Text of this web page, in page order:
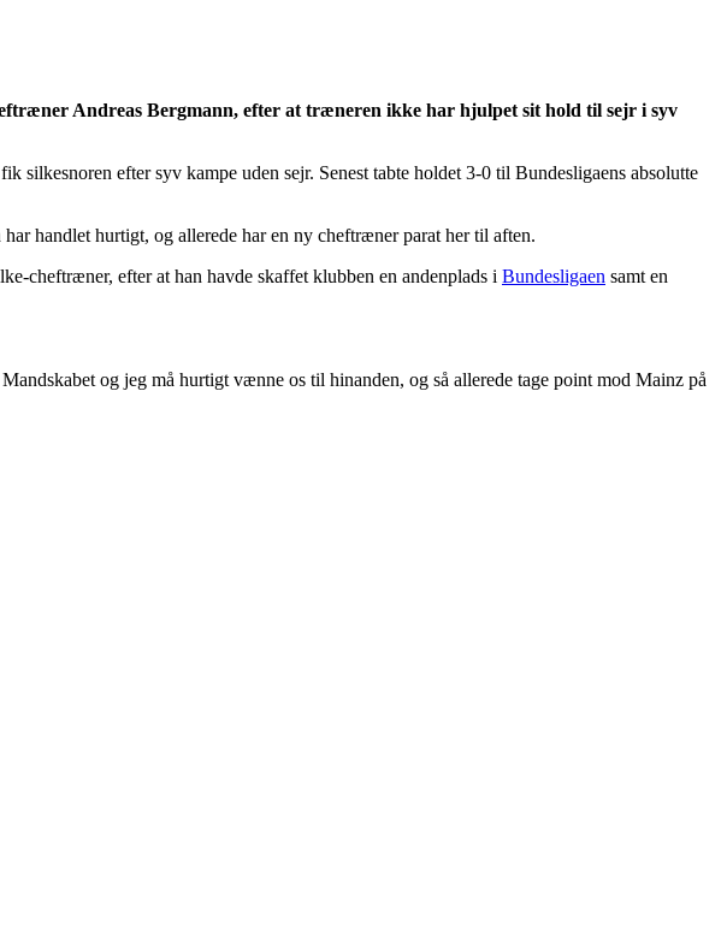
Andreas Bergmann, efter at træneren ikke har hjulpet sit hold til sejr i syv
efter syv kampe uden sejr. Senest tabte holdet 3-0 til Bundesligaens absolutte
handlet hurtigt, og allerede har en ny cheftræner parat her til aften.
cheftræner, efter at han havde skaffet klubben en andenplads i Bundesligaen samt en
og jeg må hurtigt vænne os til hinanden, og så allerede tage point mod Mainz på